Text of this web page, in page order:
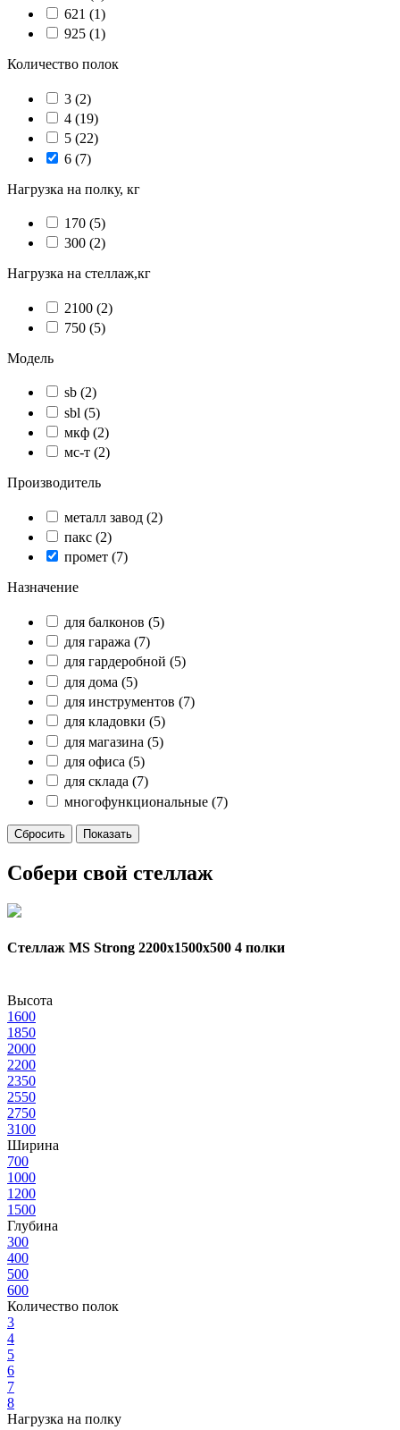
621 (1)
925 (1)
Количество полок
3 (2)
4 (19)
5 (22)
6 (7)
Нагрузка на полку, кг
170 (5)
300 (2)
Нагрузка на стеллаж,кг
2100 (2)
750 (5)
Модель
sb (2)
sbl (5)
мкф (2)
мс-т (2)
Производитель
металл завод (2)
пакс (2)
промет (7)
Назначение
для балконов (5)
для гаража (7)
для гардеробной (5)
для дома (5)
для инструментов (7)
для кладовки (5)
для магазина (5)
для офиса (5)
для склада (7)
многофункциональные (7)
Собери свой стеллаж
Стеллаж MS Strong 2200х1500x500 4 полки
Высота
1600
1850
2000
2200
2350
2550
2750
3100
Ширина
700
1000
1200
1500
Глубина
300
400
500
600
Количество полок
3
4
5
6
7
8
Нагрузка на полку